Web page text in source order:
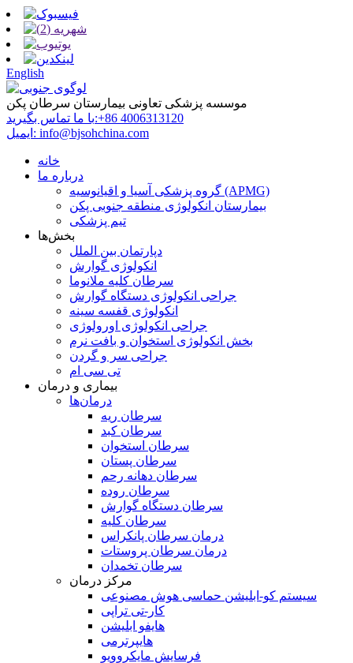
English
موسسه پزشکی تعاونی بیمارستان سرطان پکن
با ما تماس بگیرید:‎+86 4006313120‎
ایمیل: info@bjsohchina.com
خانه
درباره ما
گروه پزشکی آسیا و اقیانوسیه (APMG)
بیمارستان انکولوژی منطقه جنوبی پکن
تیم پزشکی
بخش‌ها
دپارتمان بین الملل
انکولوژی گوارش
سرطان کلیه ملانوما
جراحی انکولوژی دستگاه گوارش
انکولوژی قفسه سینه
جراحی انکولوژی اورولوژی
بخش انکولوژی استخوان و بافت نرم
جراحی سر و گردن
تی سی ام
بیماری و درمان
درمان‌ها
سرطان ریه
سرطان کبد
سرطان استخوان
سرطان پستان
سرطان دهانه رحم
سرطان روده
سرطان دستگاه گوارش
سرطان کلیه
درمان سرطان پانکراس
درمان سرطان پروستات
سرطان تخمدان
مرکز درمان
سیستم کو-ابلیشن حماسی هوش مصنوعی
کار-تی تراپی
هایفو ابلیشن
هایپرترمی
فرسایش مایکروویو